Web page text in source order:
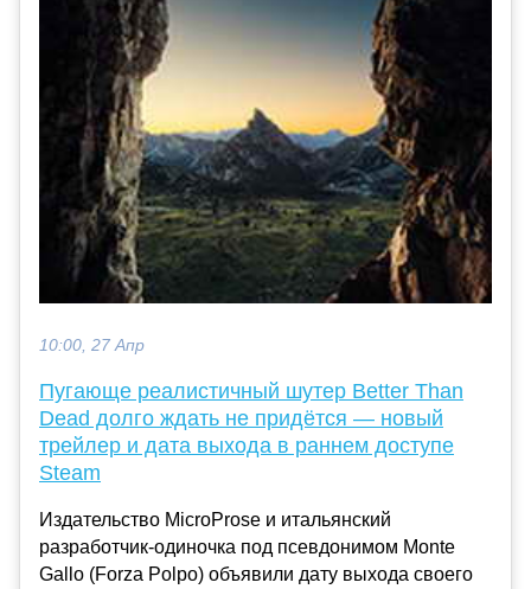
10:00, 27 Апр
Пугающе реалистичный шутер Better Than
Dead долго ждать не придётся — новый
трейлер и дата выхода в раннем доступе
Steam
Издательство MicroProse и итальянский
разработчик-одиночка под псевдонимом Monte
Gallo (Forza Polpo) объявили дату выхода своего